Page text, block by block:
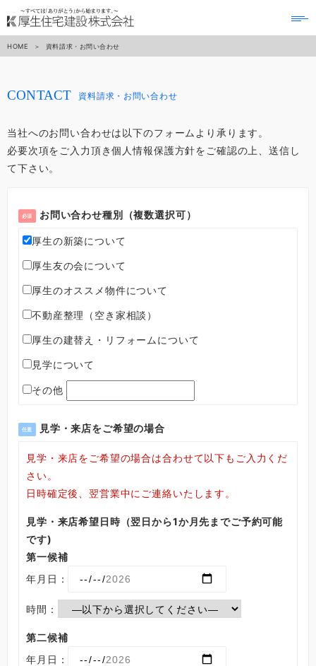
HOME 資料請求・お問い合わせ
CONTACT 資料請求・お問い合わせ
当社へのお問い合わせは以下のフォームより承ります。
必要次項をご入力頂き個人情報保護方針をご確認の上、送信し
て下さい。
必須 お問い合わせ種別（複数選択可）
厚生の新築について
厚生友の会について
厚生のオススメ物件について
不動産整理（空き家相談）
厚生の建替え・リフォームについて
見学について
その他
任意 見学・来店をご希望の場合
見学・来店をご希望の場合は合わせて以下もご入力くだ
さい。
日時確定後、翌営業中にご連絡いたします。
見学・来店希望日時（翌日から1か月先までご予約可能
です)
第一候補
年月日：
時間：
第二候補
年月日：